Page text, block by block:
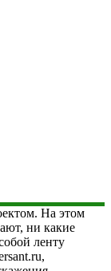
На этом
ни какие
ленту